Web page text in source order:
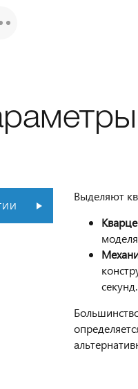
Выделяют
секунд.